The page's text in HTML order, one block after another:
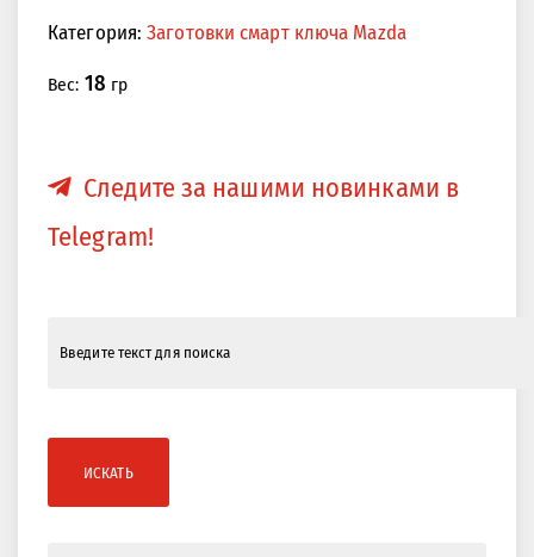
Категория:Заготовки смарт ключа Mazda
Вес: 18 гр
Следите за нашими новинками в
Telegram!
ИСКАТЬ